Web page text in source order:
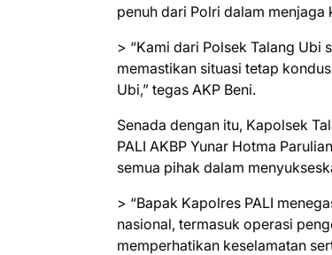
penuh dari Polri dalam
> “Kami dari Polsek Talang Ubi
memastikan situasi tetap
Ubi,” tegas AKP Beni.
Senada dengan itu, Kapolsek
PALI AKBP Yunar Hotma
semua pihak dalam
> “Bapak Kapolres PALI
nasional, termasuk operasi
memperhatikan keselamatan